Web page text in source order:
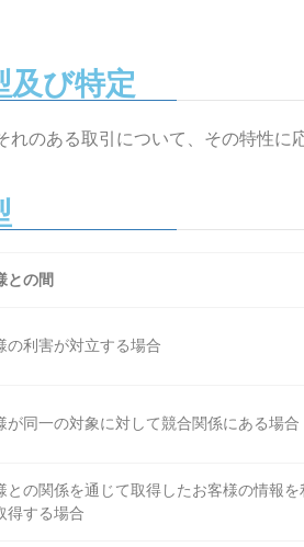
及び特定
れのある取引について、その特性に
との間
の利害が対立する場合
が同一の対象に対して競合関係にある場合
との関係を通じて取得したお客様の情報を
得する場合